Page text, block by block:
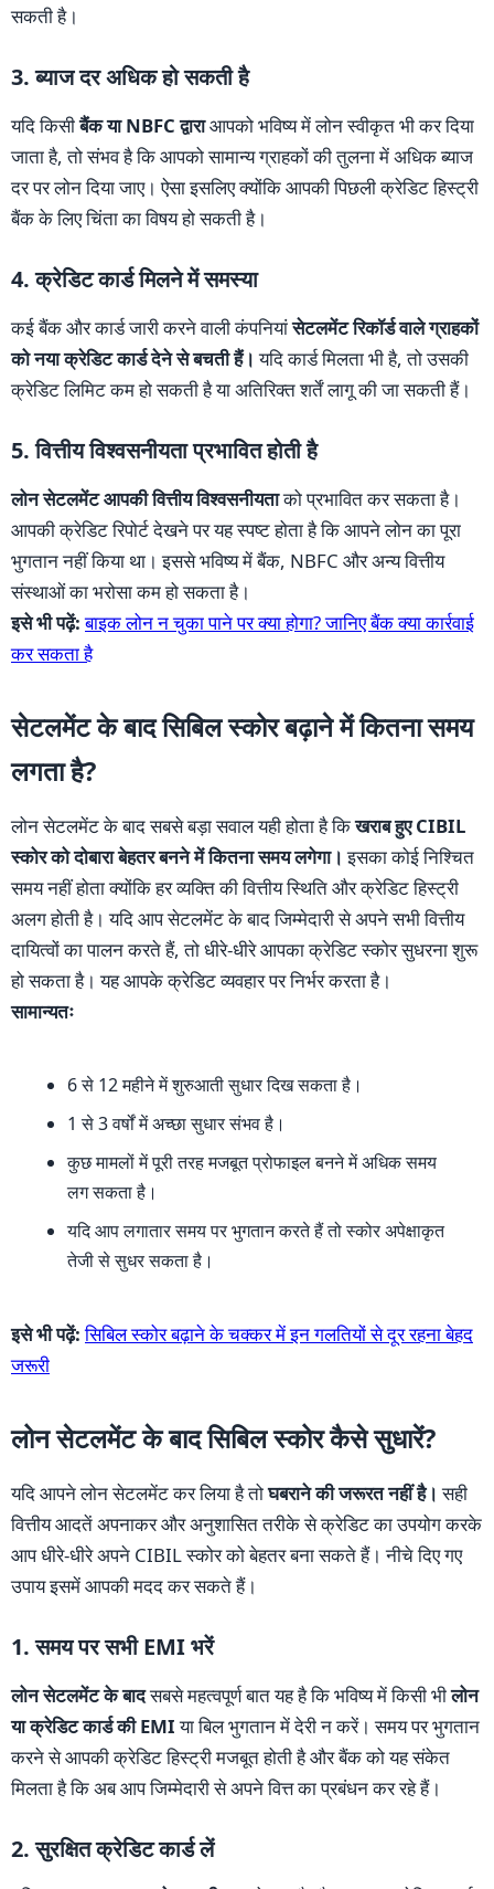
सकती है।
3. ब्याज दर अधिक हो सकती है
यदि किसीबैंक या NBFC द्वाराआपको भविष्य में लोन स्वीकृत भी कर दिया
जाता है, तो संभव है कि आपको सामान्य ग्राहकों की तुलना में अधिक ब्याज
दर पर लोन दिया जाए। ऐसा इसलिए क्योंकि आपकी पिछली क्रेडिट हिस्ट्री
बैंक के लिए चिंता का विषय हो सकती है।
4. क्रेडिट कार्ड मिलने में समस्या
कई बैंक और कार्ड जारी करने वाली कंपनियांसेटलमेंट रिकॉर्ड वाले ग्राहकों
को नया क्रेडिट कार्ड देने से बचती हैं। यदि कार्ड मिलता भी है, तो उसकी
क्रेडिट लिमिट कम हो सकती है या अतिरिक्त शर्तें लागू की जा सकती हैं।
5. वित्तीय विश्वसनीयता प्रभावित होती है
लोन सेटलमेंट आपकी वित्तीय विश्वसनीयताको प्रभावित कर सकता है।
आपकी क्रेडिट रिपोर्ट देखने पर यह स्पष्ट होता है कि आपने लोन का पूरा
भुगतान नहीं किया था। इससे भविष्य में बैंक, NBFC और अन्य वित्तीय
संस्थाओं का भरोसा कम हो सकता है।
इसे भी पढ़ें: बाइक लोन न चुका पाने पर क्या होगा? जानिए बैंक क्या कार्रवाई
कर सकता है
सेटलमेंट के बाद सिबिल स्कोर बढ़ाने में कितना समय
लगता है?
लोन सेटलमेंट के बाद सबसे बड़ा सवाल यही होता है किखराब हुए CIBIL
स्कोर को दोबारा बेहतर बनने में कितना समय लगेगा। इसका कोई निश्चित
समय नहीं होता क्योंकि हर व्यक्ति की वित्तीय स्थिति और क्रेडिट हिस्ट्री
अलग होती है। यदि आप सेटलमेंट के बाद जिम्मेदारी से अपने सभी वित्तीय
दायित्वों का पालन करते हैं, तो धीरे-धीरे आपका क्रेडिट स्कोर सुधरना शुरू
हो सकता है। यह आपके क्रेडिट व्यवहार पर निर्भर करता है।
सामान्यतः
6 से 12 महीने में शुरुआती सुधार दिख सकता है।
1 से 3 वर्षों में अच्छा सुधार संभव है।
कुछ मामलों में पूरी तरह मजबूत प्रोफाइल बनने में अधिक समय
लग सकता है।
यदि आप लगातार समय पर भुगतान करते हैं तो स्कोर अपेक्षाकृत
तेजी से सुधर सकता है।
इसे भी पढ़ें: सिबिल स्कोर बढ़ाने के चक्कर में इन गलतियों से दूर रहना बेहद
जरूरी
लोन सेटलमेंट के बाद सिबिल स्कोर कैसे सुधारें?
यदि आपने लोन सेटलमेंट कर लिया है तोघबराने की जरूरत नहीं है।सही
वित्तीय आदतें अपनाकर और अनुशासित तरीके से क्रेडिट का उपयोग करके
आप धीरे-धीरे अपने CIBIL स्कोर को बेहतर बना सकते हैं। नीचे दिए गए
उपाय इसमें आपकी मदद कर सकते हैं।
1. समय पर सभी EMI भरें
लोन सेटलमेंट के बादसबसे महत्वपूर्ण बात यह है कि भविष्य में किसी भीलोन
या क्रेडिट कार्ड की EMIया बिल भुगतान में देरी न करें। समय पर भुगतान
करने से आपकी क्रेडिट हिस्ट्री मजबूत होती है और बैंक को यह संकेत
मिलता है कि अब आप जिम्मेदारी से अपने वित्त का प्रबंधन कर रहे हैं।
2. सुरक्षित क्रेडिट कार्ड लें